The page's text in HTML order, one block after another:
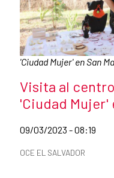
Caption:
'Ciudad Mujer' en San
News title
Visita al
'Ciudad Mujer'
Date of publication of
09/03/2023 - 08:19
News categories
OCE EL SALVADOR